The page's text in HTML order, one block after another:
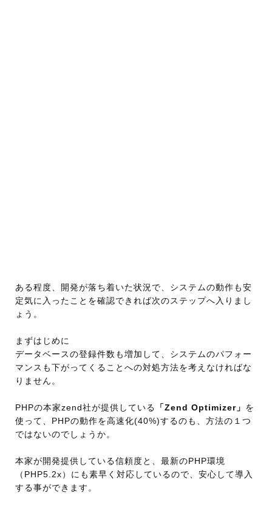
ある程度、開発が落ち着いた状況で、システムの動作も安
定気に入ったことを確認できれば次のステップへ入りまし
ょう。
まずはじめに
データベースの登録件数も増加して、システムのパフォー
マンスも下がってくることへの対処方法を考えなければな
りません。
PHPの本家zend社が提供している 「Zend Optimizer」 を
使って、PHPの動作を高速化(40%)するのも、方法の１つ
ではないのでしょうか。
本家が開発提供している信頼度と、最新のPHP環境
（PHP5.2x）にも素早く対応しているので、安心して導入
する事ができます。